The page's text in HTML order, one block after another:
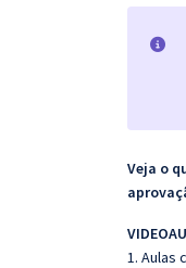
Veja o
1. Aulas